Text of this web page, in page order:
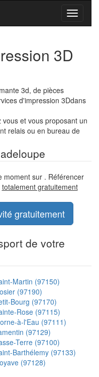
Toggle
3D
3d, de pièces
d'impression 3Ddans
et vous proposant un
relais ou en bureau de
moment sur . Référencer
totalement gratuitement
gratuitement
de votre
Martin (97150)
(97190)
Bourg (97170)
Rose (97115)
à-l'Eau (97111)
(97129)
Terre (97100)
Barthélemy (97133)
(97128)